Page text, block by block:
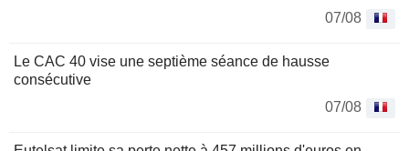
07/08
Le CAC 40 vise une septième séance de hausse
consécutive
07/08